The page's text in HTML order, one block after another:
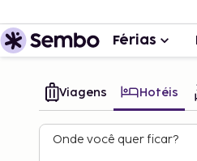
Férias
Viagens Hotéis
Onde você quer ficar?